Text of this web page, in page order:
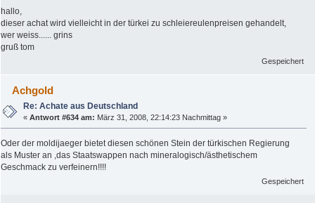
hallo,
dieser achat wird vielleicht in der türkei zu schleiereulenpreisen gehandelt,
wer weiss...... grins
gruß tom
Gespeichert
Achgold
Re: Achate aus Deutschland
«Antwort #634 am: März 31, 2008, 22:14:23 Nachmittag »
Oder der moldijaeger bietet diesen schönen Stein der türkischen Regierung
als Muster an ,das Staatswappen nach mineralogisch/ästhetischem
Geschmack zu verfeinern!!!!
Gespeichert